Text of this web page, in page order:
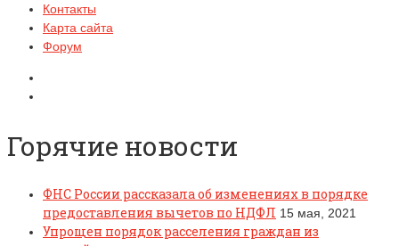
Контакты
Карта сайта
Форум
Горячие новости
ФНС России рассказала об изменениях в порядке
предоставления вычетов по НДФЛ 15 мая, 2021
Упрощен порядок расселения граждан из